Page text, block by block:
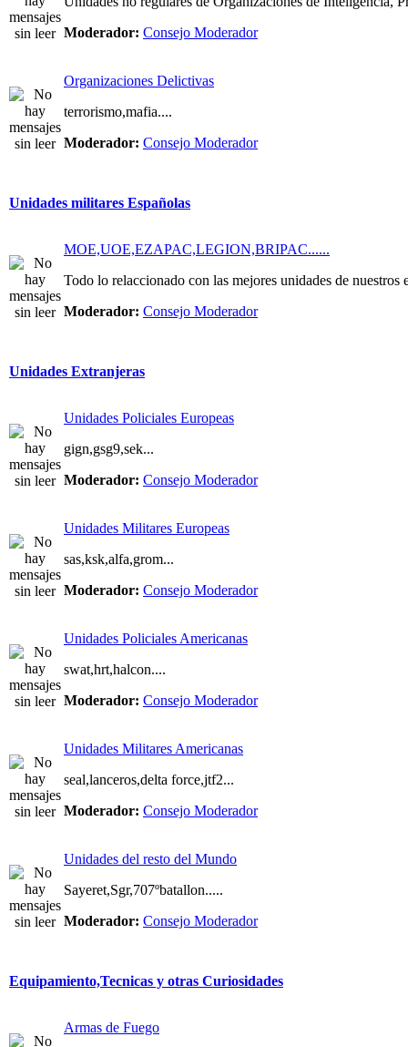
Moderador: Consejo Moderador
Organizaciones Delictivas
terrorismo,mafia....
Moderador: Consejo Moderador
Unidades militares Españolas
MOE,UOE,EZAPAC,LEGION,BRIPAC......
Todo lo relaccionado con las mejores unidades de nuestros
Moderador: Consejo Moderador
Unidades Extranjeras
Unidades Policiales Europeas
gign,gsg9,sek...
Moderador: Consejo Moderador
Unidades Militares Europeas
sas,ksk,alfa,grom...
Moderador: Consejo Moderador
Unidades Policiales Americanas
swat,hrt,halcon....
Moderador: Consejo Moderador
Unidades Militares Americanas
seal,lanceros,delta force,jtf2...
Moderador: Consejo Moderador
Unidades del resto del Mundo
Sayeret,Sgr,707ºbatallon.....
Moderador: Consejo Moderador
Equipamiento,Tecnicas y otras Curiosidades
Armas de Fuego